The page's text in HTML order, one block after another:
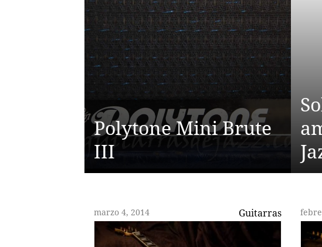
Polytone Mini Brute
III
marzo 4, 2014 Guitarras